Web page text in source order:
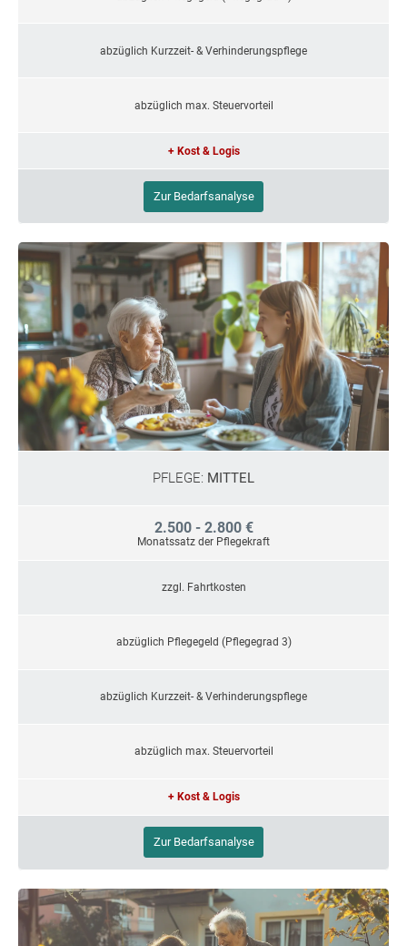
abzüglich Kurzzeit- & Verhinderungspflege
abzüglich max. Steuervorteil
+ Kost & Logis
Zur Bedarfsanalyse
PFLEGE: MITTEL
2.500 - 2.800 €
Monatssatz der Pflegekraft
zzgl. Fahrtkosten
abzüglich Pflegegeld (Pflegegrad 3)
abzüglich Kurzzeit- & Verhinderungspflege
abzüglich max. Steuervorteil
+ Kost & Logis
Zur Bedarfsanalyse